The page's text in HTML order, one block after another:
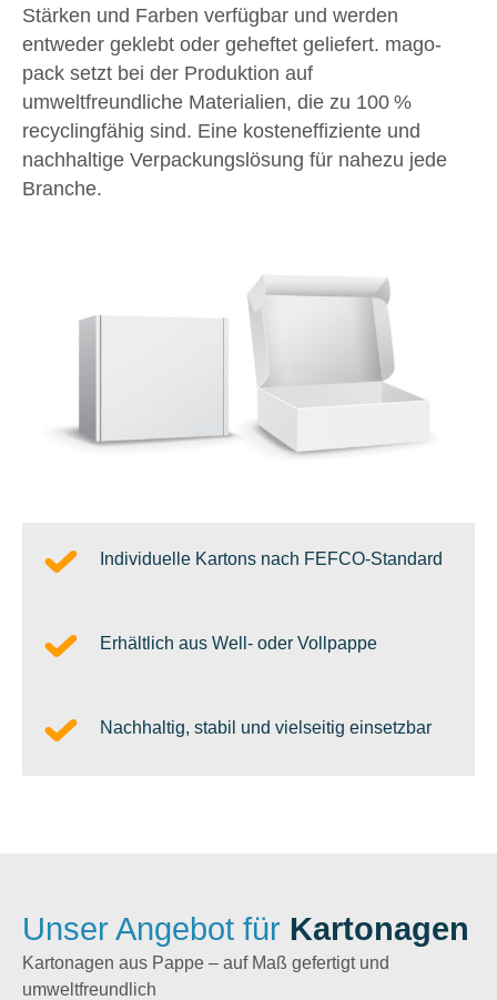
Stärken und Farben verfügbar und werden
entweder geklebt oder geheftet geliefert. mago-
pack setzt bei der Produktion auf
umweltfreundliche Materialien, die zu 100 %
recyclingfähig sind. Eine kosteneffiziente und
nachhaltige Verpackungslösung für nahezu jede
Branche.
Individuelle Kartons nach FEFCO-Standard
Erhältlich aus Well- oder Vollpappe
Nachhaltig, stabil und vielseitig einsetzbar
Unser Angebot für Kartonagen
Kartonagen aus Pappe – auf Maß gefertigt und
umweltfreundlich